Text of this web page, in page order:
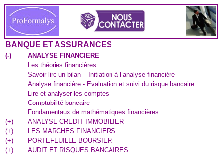
BANQUE ET ASSURANCES
(-)
ANALYSE FINANCIERE
Les théories financières
Savoir lire un bilan – Initiation à l’analyse financière
Analyse financière - Evaluation et suivi du risque bancaire
Lire et analyser les comptes
Comptabilité bancaire
Fondamentaux de mathématiques financières
(+)
ANALYSE CREDIT IMMOBILIER
(+)
LES MARCHES FINANCIERS
(+)
PORTEFEUILLE BOURSIER
(+)
AUDIT ET RISQUES BANCAIRES